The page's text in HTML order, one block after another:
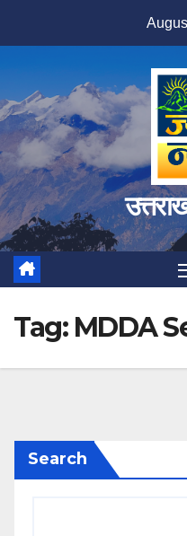
Tag: MDDA
Search